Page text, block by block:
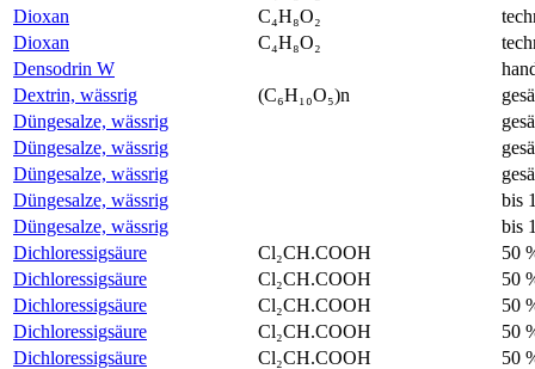
Dioxan
C₄H₈O₂
Dioxan
C₄H₈O₂
Densodrin W
Dextrin, wässrig
(C₆H₁₀O₅)n
Düngesalze, wässrig
Düngesalze, wässrig
Düngesalze, wässrig
Düngesalze, wässrig
bis
Düngesalze, wässrig
bis
Dichloressigsäure
Cl₂CH.COOH
50
Dichloressigsäure
Cl₂CH.COOH
50
Dichloressigsäure
Cl₂CH.COOH
50
Dichloressigsäure
Cl₂CH.COOH
50
Dichloressigsäure
Cl₂CH.COOH
50